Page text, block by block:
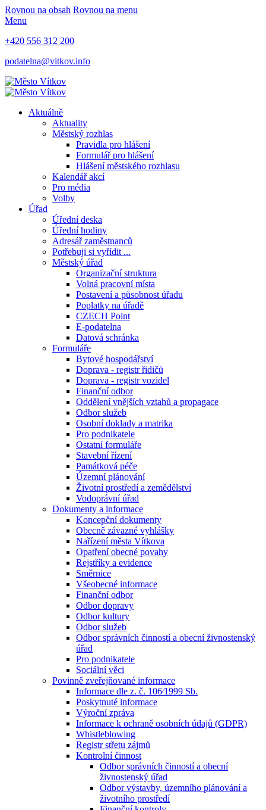
Rovnou na obsah Rovnou na menu
Menu
+420 556 312 200
podatelna@vitkov.info
Aktuálně
Aktuality
Městský rozhlas
Pravidla pro hlášení
Formulář pro hlášení
Hlášení městského rozhlasu
Kalendář akcí
Pro média
Volby
Úřad
Úřední deska
Úřední hodiny
Adresář zaměstnanců
Potřebuji si vyřídit ...
Městský úřad
Organizační struktura
Volná pracovní místa
Postavení a působnost úřadu
Poplatky na úřadě
CZECH Point
E-podatelna
Datová schránka
Formuláře
Bytové hospodářství
Doprava - registr řidičů
Doprava - registr vozidel
Finanční odbor
Oddělení vnějších vztahů a propagace
Odbor služeb
Osobní doklady a matrika
Pro podnikatele
Ostatní formuláře
Stavební řízení
Památková péče
Územní plánování
Životní prostředí a zemědělství
Vodoprávní úřad
Dokumenty a informace
Koncepční dokumenty
Obecně závazné vyhlášky
Nařízení města Vítkova
Opatření obecné povahy
Rejstříky a evidence
Směrnice
Všeobecné informace
Finanční odbor
Odbor dopravy
Odbor kultury
Odbor služeb
Odbor správních činností a obecní živnostenský
úřad
Pro podnikatele
Sociální věci
Povinně zveřejňované informace
Informace dle z. č. 106⁄1999 Sb.
Poskytnuté informace
Výroční zpráva
Informace k ochraně osobních údajů (GDPR)
Whistleblowing
Registr střetu zájmů
Kontrolní činnost
Odbor správních činností a obecní
živnostenský úřad
Odbor výstavby, územního plánování a
životního prostředí